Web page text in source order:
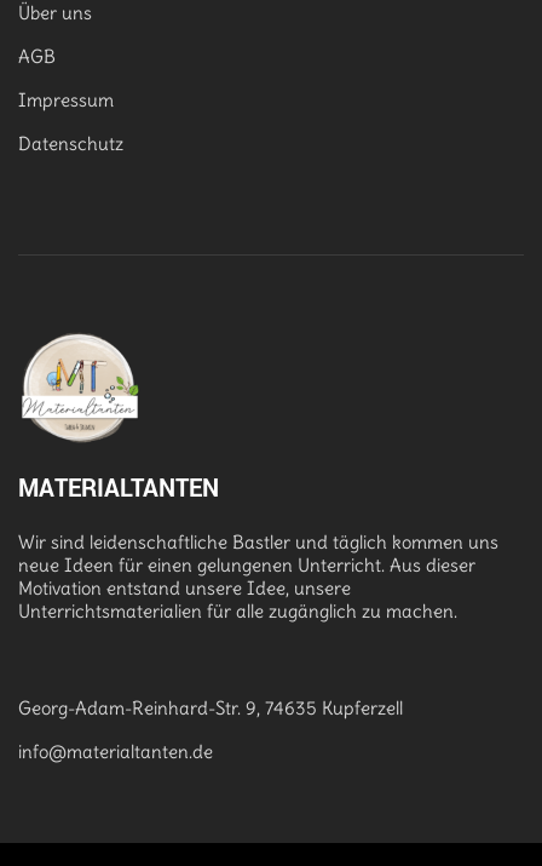
Über uns
AGB
Impressum
Datenschutz
MATERIALTANTEN
Wir sind leidenschaftliche Bastler und täglich kommen uns
neue Ideen für einen gelungenen Unterricht. Aus dieser
Motivation entstand unsere Idee, unsere
Unterrichtsmaterialien für alle zugänglich zu machen.
Georg-Adam-Reinhard-Str. 9, 74635 Kupferzell
info@materialtanten.de